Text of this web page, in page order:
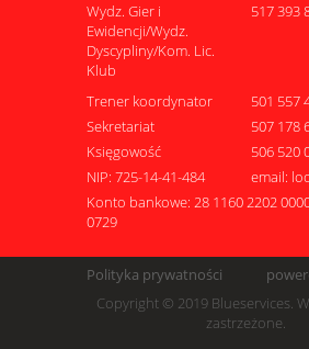
Wydz. Gier i
Ewidencji/Wydz.
Dyscypliny/Kom. Lic.
Klub
517 393
Trener koordynator
501 557
Sekretariat
507 178
Księgowość
506 520
NIP: 725-14-41-484
email:
Konto bankowe: 28 1160 2202
0729
Polityka prywatności
Copyright © 2019 Blueservices.
zastrzeżone.